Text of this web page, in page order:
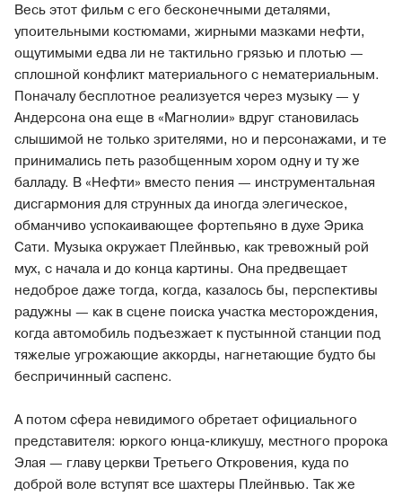
Весь этот фильм с его бесконечными деталями,
упоительными костюмами, жирными мазками нефти,
ощутимыми едва ли не тактильно грязью и плотью —
сплошной конфликт материального с нематериальным.
Поначалу бесплотное реализуется через музыку — у
Андерсона она еще в «Магнолии» вдруг становилась
слышимой не только зрителями, но и персонажами, и те
принимались петь разобщенным хором одну и ту же
балладу. В «Нефти» вместо пения — инструментальная
дисгармония для струнных да иногда элегическое,
обманчиво успокаивающее фортепьяно в духе Эрика
Сати. Музыка окружает Плейнвью, как тревожный рой
мух, с начала и до конца картины. Она предвещает
недоброе даже тогда, когда, казалось бы, перспективы
радужны — как в сцене поиска участка месторождения,
когда автомобиль подъезжает к пустынной станции под
тяжелые угрожающие аккорды, нагнетающие будто бы
беспричинный саспенс.
А потом сфера невидимого обретает официального
представителя: юркого юнца-кликушу, местного пророка
Элая — главу церкви Третьего Откровения, куда по
доброй воле вступят все шахтеры Плейнвью. Так же